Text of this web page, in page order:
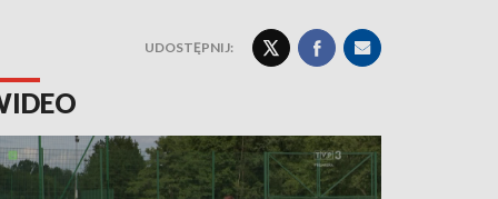
UDOSTĘPNIJ: